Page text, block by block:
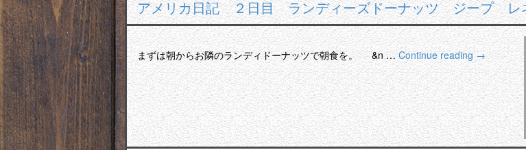
アメリカ日記 ２日目 ランディーズドーナッツ ジープ
まずは朝からお隣のランディドーナッツで朝食を。 &n …Continue reading→